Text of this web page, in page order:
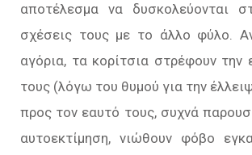
αποτέλεσμα να δυσκολεύονται
σχέσεις τους με το άλλο φύλο.
αγόρια, τα κορίτσια στρέφουν την
τους (λόγω του θυμού για την
προς τον εαυτό τους, συχνά
αυτοεκτίμηση, νιώθουν φόβο